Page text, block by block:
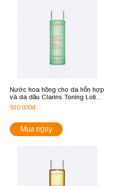
Nước hoa hồng cho da hỗn hợp
và da dầu Clarins Toning Lotion
200ml
930.000đ
Mua ngay